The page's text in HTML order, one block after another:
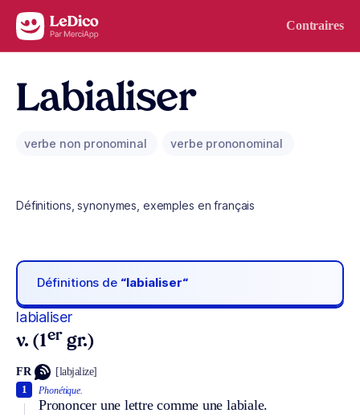
Aller au contenu Contraires
Labialiser
verbe non pronominal verbe prononominal
Définitions, synonymes, exemples en français
Définitions de “labialiser“
labialiser
v. (1er gr.)
FR [labjalize]
Phonétique.
Prononcer une lettre comme une labiale.
1